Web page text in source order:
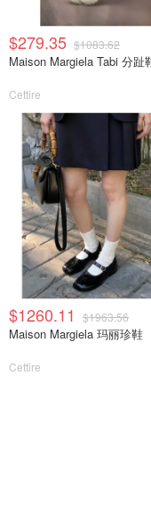
$279.35 $1083.62
Maison Margiela Tabi 分趾
Cettire
$1260.11 $1963.56
Maison Margiela 玛丽珍鞋
Cettire